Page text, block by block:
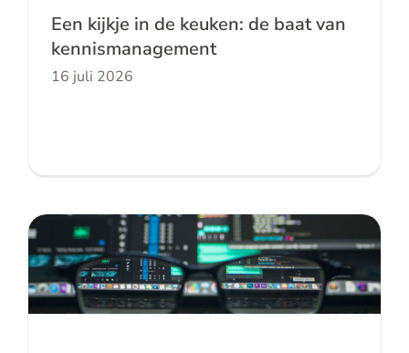
Een kijkje in de keuken: de baat van
kennismanagement
16 juli 2026
Van e-learning naar digitaal opleiden